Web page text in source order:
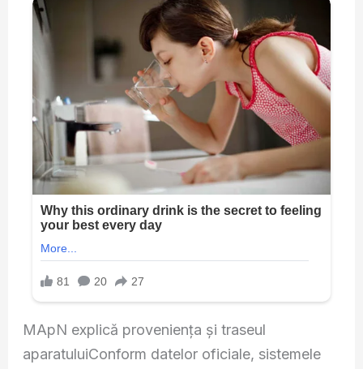
MApN explică proveniența și traseul
aparatuluiConform datelor oficiale, sistemele